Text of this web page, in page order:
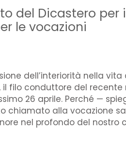
del Dicastero per
le vocazioni
dell’interiorità nella
filo conduttore del
26 aprile. Perché —
chiamato alla vocazione
nel profondo del nostro